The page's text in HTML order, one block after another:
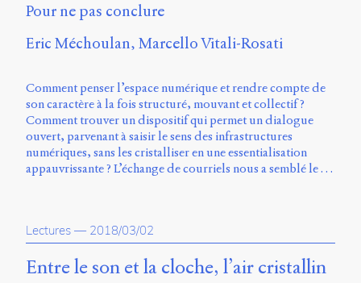
En
ligne
Université
de
Sherbrooke
Campus
de
B1-
12723
150
Pl.
Pour ne pas conclure
Eric Méchoulan Marcello Vitali-Rosati
Comment penser l’espace numérique et rendre compte de
son caractère à la fois structuré, mouvant et collectif ?
Comment trouver un dispositif qui permet un dialogue
ouvert, parvenant à saisir le sens des infrastructures
numériques, sans les cristalliser en une essentialisation
appauvrissante ? L’échange de courriels nous a semblé le …
Lectures — 2018/03/02
Entre le son et la cloche, l’air cristallin